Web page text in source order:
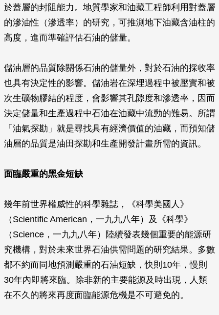
於蓋層的封阻能力。地質學家和油藏工程師利用對蓋層
的滲油性（滲透率）的研究，可推測地下油藏含油柱的
高度，進而準確評估石油的儲量。
儲油層的品質除關係石油的儲量外，對於石油的採收率
也具有決定性的影響。儲油岩在深埋過程中被壓實和被
次生礦物膠結的程度，會影響其孔隙度和滲透率，因而
決定儲量和生產過程中石油在油藏中流動的難易。所謂
「油氣探勘」就是尋找具有經濟價值的油藏，而預知儲
油層的品質是油田探勘和生產開發計畫所需的資訊。
面臨嚴重的黑金短缺
幾年前世界權威性的科學雜誌，《科學美國人》
（ Scientific American ，一九九八年）及《科學》
（ Science ，一九九八年）陸續發表幾個重要的能源研
究機構，對於未來世界石油供需問題的研究結果。多數
都不約而同地預測嚴重的石油短缺，快則10年，慢則
30年內即將來臨。除非新的主要能源及時出現，人類
在不久的將來再度面臨能源危機是不可避免的。